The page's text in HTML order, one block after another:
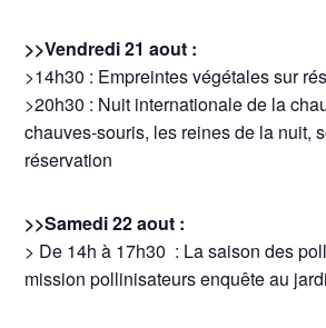
>>Vendredi 21 aout :
>14h30 : Empreintes végétales sur
>20h30 : Nuit internationale de la
chauves-souris, les reines de la nuit,
réservation
>>Samedi 22 aout :
> De 14h à 17h30 : La saison des
mission pollinisateurs enquête au